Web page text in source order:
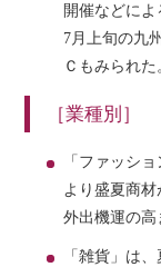
開催などによ
7月上旬の九
Ｃもみられた
［業種別］
「ファッシ
より盛夏商材
外出機運の高
「雑貨」は